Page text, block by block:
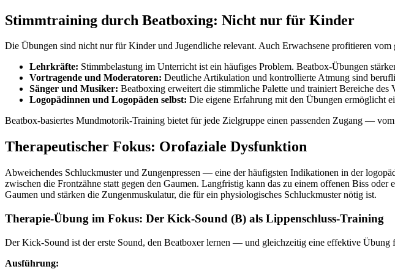
Stimmtraining durch Beatboxing: Nicht nur für Kinder
Die Übungen sind nicht nur für Kinder und Jugendliche relevant. Auch Erwachsene profitieren
Lehrkräfte: Stimmbelastung im Unterricht ist ein häufiges Problem. Beatbox-Übungen
Vortragende und Moderatoren: Deutliche Artikulation und kontrollierte Atmung sind
Sänger und Musiker: Beatboxing erweitert die stimmliche Palette und trainiert Bereiche
Logopädinnen und Logopäden selbst: Die eigene Erfahrung mit den Übungen ermöglicht
Beatbox-basiertes Mundmotorik-Training bietet für jede Zielgruppe einen passenden Zugang —
Therapeutischer Fokus: Orofaziale Dysfunktion
Abweichendes Schluckmuster und Zungenpressen — eine der häufigsten Indikationen in der
zwischen die Frontzähne statt gegen den Gaumen. Langfristig kann das zu einem offenen Biss
Gaumen und stärken die Zungenmuskulatur, die für ein physiologisches Schluckmuster nötig ist.
Therapie-Übung im Fokus: Der Kick-Sound (B) als Lippenschluss-Training
Der Kick-Sound ist der erste Sound, den Beatboxer lernen — und gleichzeitig eine effektive Übung
Ausführung: